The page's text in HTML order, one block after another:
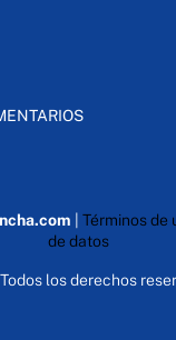
Términos de
de datos
los derechos